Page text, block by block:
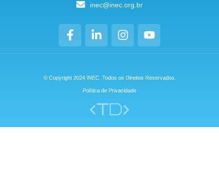
inec@inec.org.br
© Copyright 2024 INEC. Todos os Direitos Reservados.
Política de Privacidade